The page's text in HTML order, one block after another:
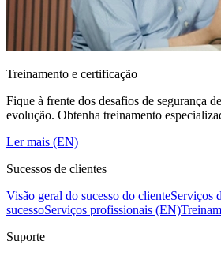
Treinamento e certificação
Fique à frente dos desafios de segurança
evolução. Obtenha treinamento
Ler mais (EN)
Sucessos de clientes
Visão geral do sucesso do clienteServiços
sucessoServiços profissionais (EN)
Suporte